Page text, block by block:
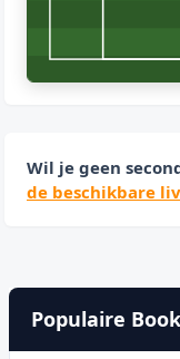
Wil je geen
de beschikbare
Populaire